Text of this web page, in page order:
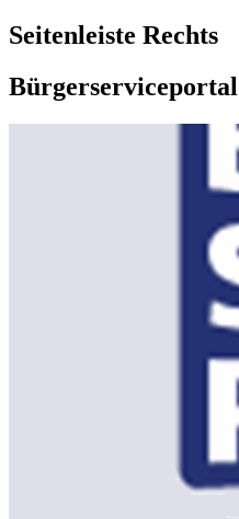
Seitenleiste Rechts
Bürgerserviceportal